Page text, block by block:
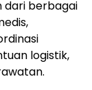
dari berbagai
logistik,